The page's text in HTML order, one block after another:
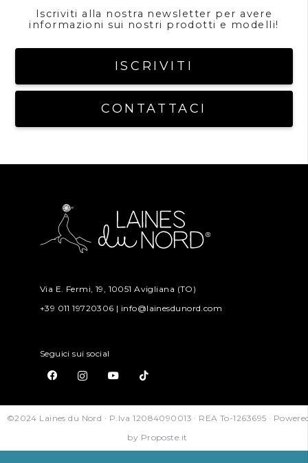
Iscriviti alla nostra newsletter per avere
informazioni sui nostri prodotti e modelli!
ISCRIVITI
CONTATTACI
Via E. Fermi, 19, 10051 Avigliana (TO)
+39 011 19720306 | info@lainesdunord.com
Seguici sui social
©2024 Laines du Nord · P.Iva 12084090013 · REA To-1263695 ·
by Proposte.it